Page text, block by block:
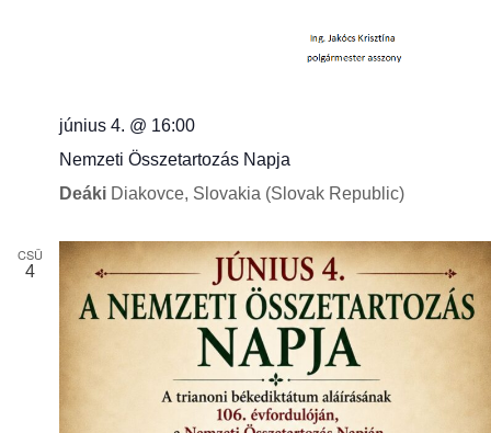
június 4. @ 16:00
Nemzeti Összetartozás Napja
Deáki Diakovce, Slovakia (Slovak Republic)
CSÜ
4